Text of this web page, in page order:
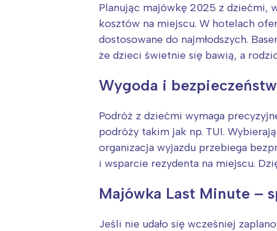
Planując majówkę 2025 z dziećmi,
kosztów na miejscu. W hotelach
dostosowane do najmłodszych.
że dzieci świetnie się bawią, a
Wygoda i
Podróż z dziećmi wymaga
podróży takim jak np. TUI.
organizacja wyjazdu przebiega
i wsparcie rezydenta na miejscu.
Majówka Last Minute –
Jeśli nie udało się wcześniej